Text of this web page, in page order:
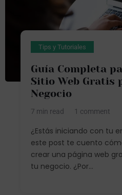
Tips y Tutoriales
Guía Completa
Sitio Web Gratis
Negocio
7 min read 1 comment
¿Estás iniciando con tu
este post te cuento
crear una página web
tu negocio. ¿Por...